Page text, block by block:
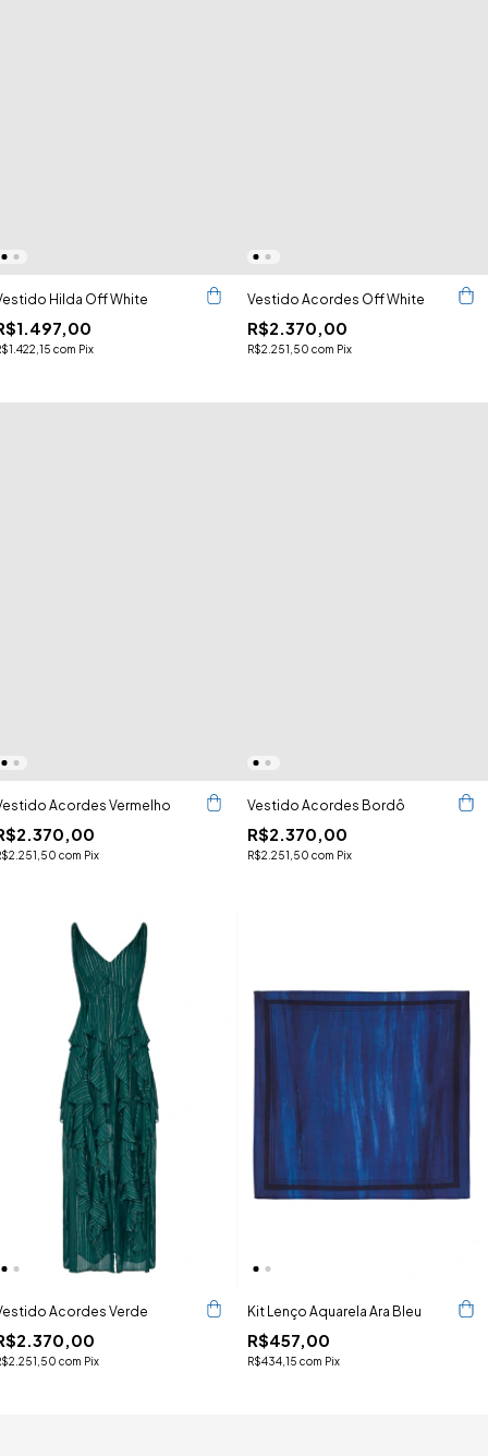
Hilda Off White
com Pix
Vestido Acordes Off White
R$2.370,00
R$2.251,50 com Pix
Acordes Vermelho
com Pix
Vestido Acordes Bordô
R$2.370,00
R$2.251,50 com Pix
Acordes Verde
com Pix
Kit Lenço Aquarela Ara Bleu
R$457,00
R$434,15 com Pix